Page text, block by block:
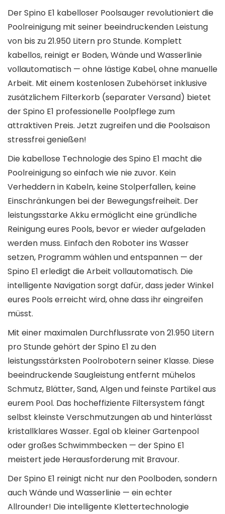
Der Spino E1 kabelloser Poolsauger revolutioniert die
Poolreinigung mit seiner beeindruckenden Leistung
von bis zu 21.950 Litern pro Stunde. Komplett
kabellos, reinigt er Boden, Wände und Wasserlinie
vollautomatisch — ohne lästige Kabel, ohne manuelle
Arbeit. Mit einem kostenlosen Zubehörset inklusive
zusätzlichem Filterkorb (separater Versand) bietet
der Spino E1 professionelle Poolpflege zum
attraktiven Preis. Jetzt zugreifen und die Poolsaison
stressfrei genießen!
Die kabellose Technologie des Spino E1 macht die
Poolreinigung so einfach wie nie zuvor. Kein
Verheddern in Kabeln, keine Stolperfallen, keine
Einschränkungen bei der Bewegungsfreiheit. Der
leistungsstarke Akku ermöglicht eine gründliche
Reinigung eures Pools, bevor er wieder aufgeladen
werden muss. Einfach den Roboter ins Wasser
setzen, Programm wählen und entspannen — der
Spino E1 erledigt die Arbeit vollautomatisch. Die
intelligente Navigation sorgt dafür, dass jeder Winkel
eures Pools erreicht wird, ohne dass ihr eingreifen
müsst.
Mit einer maximalen Durchflussrate von 21.950 Litern
pro Stunde gehört der Spino E1 zu den
leistungsstärksten Poolrobotern seiner Klasse. Diese
beeindruckende Saugleistung entfernt mühelos
Schmutz, Blätter, Sand, Algen und feinste Partikel aus
eurem Pool. Das hocheffiziente Filtersystem fängt
selbst kleinste Verschmutzungen ab und hinterlässt
kristallklares Wasser. Egal ob kleiner Gartenpool
oder großes Schwimmbecken — der Spino E1
meistert jede Herausforderung mit Bravour.
Der Spino E1 reinigt nicht nur den Poolboden, sondern
auch Wände und Wasserlinie — ein echter
Allrounder! Die intelligente Klettertechnologie